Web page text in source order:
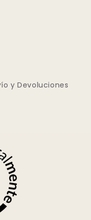
y Devoluciones